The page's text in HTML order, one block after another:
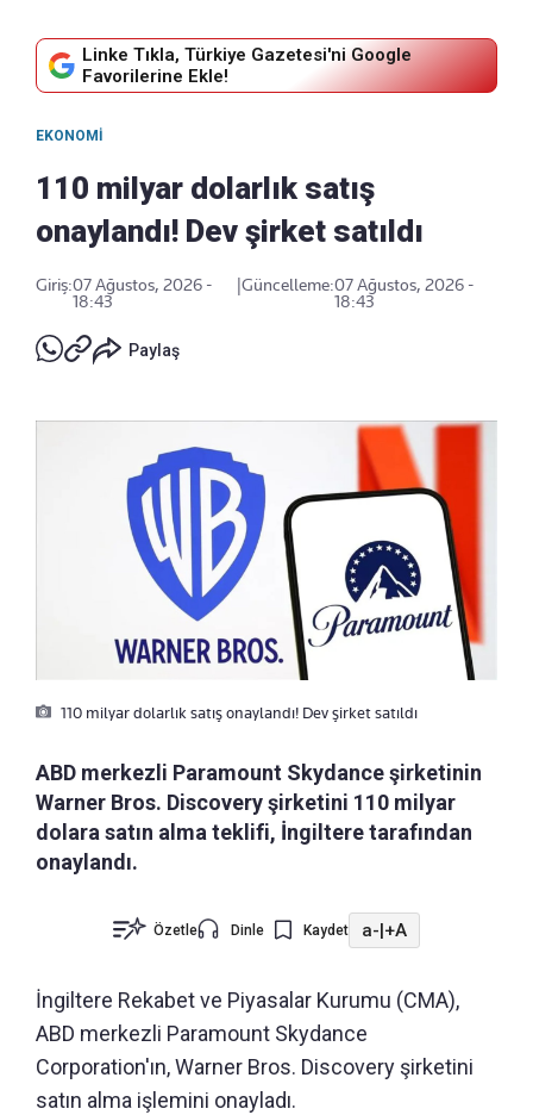
Linke Tıkla, Türkiye Gazetesi'ni Google
Favorilerine Ekle!
EKONOMI
110 milyar dolarlık satış
onaylandı! Dev şirket satıldı
Giriş:07 Ağustos, 2026 -
18:43
Güncelleme:07 Ağustos, 2026 -
18:43
Paylaş
110 milyar dolarlık satış onaylandı! Dev şirket satıldı
ABD merkezli Paramount Skydance şirketinin
Warner Bros. Discovery şirketini 110 milyar
dolara satın alma teklifi, İngiltere tarafından
onaylandı.
Özetle Dinle Kaydet a-|+A
İngiltere Rekabet ve Piyasalar Kurumu (CMA),
ABD merkezli Paramount Skydance
Corporation'ın, Warner Bros. Discovery şirketini
satın alma işlemini onayladı.